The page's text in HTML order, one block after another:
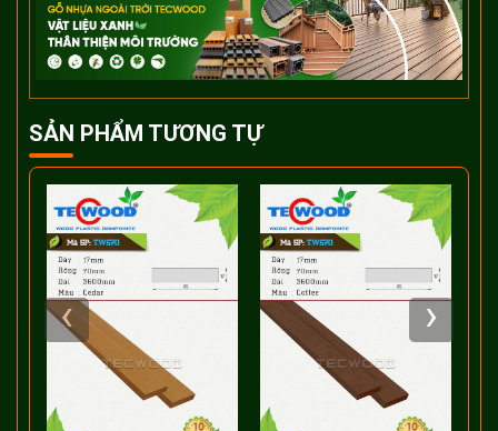
SẢN PHẨM TƯƠNG TỰ
‹ ›